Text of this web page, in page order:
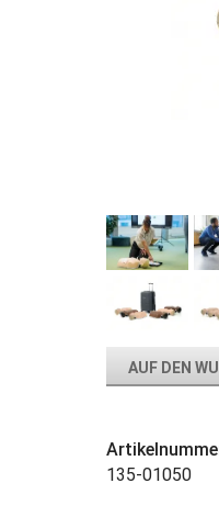
AUF DEN
135-01050